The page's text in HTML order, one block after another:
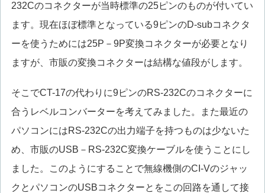
232Cのコネクターが当時標準の25ピンのものが付いてい
ます。現在ほぼ標準となっている9ピンのD-subコネクタ
ーを使うためには25P－9P変換コネクターが必要となり
ますが、市販の変換コネクターは結構な値段がします。
そこでCT-17の代わりに9ピンのRS-232Cのコネクターに
合うレベルコンバーターを考えてみました。また最近の
パソコンにはRS-232Cの出力端子を持つものは少ないた
め、市販のUSB－RS-232C変換ケーブルを使うことにし
ました。このようにすることで無線機側のCI-Vのジャッ
クとパソコンのUSBコネクターとをこの回路を通して接